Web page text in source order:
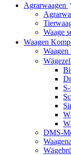
Agrarwaagen
Waage
Waagen
Waagen
DMS-